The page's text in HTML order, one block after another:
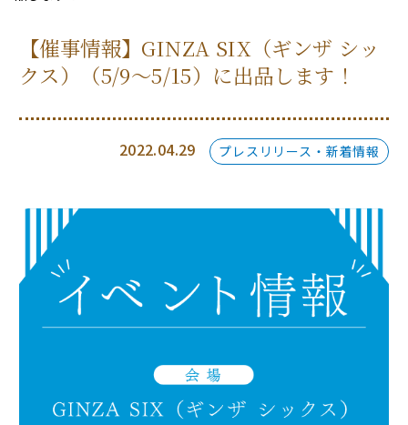
【催事情報】GINZA SIX（ギンザ シッ
クス）（5/9〜5/15）に出品します！
2022.04.29 プレスリリース・新着情報